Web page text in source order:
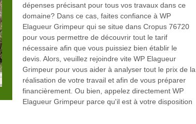
dépenses précisant pour tous vos travaux dans ce
domaine? Dans ce cas, faites confiance à WP
Elagueur Grimpeur qui se situe dans Cropus 76720
pour vous permettre de découvrir tout le tarif
nécessaire afin que vous puissiez bien établir le
devis. Alors, veuillez rejoindre vite WP Elagueur
Grimpeur pour vous aider à analyser tout le prix de la
réalisation de votre travail et afin de vous préparer
financièrement. Ou bien, appelez directement WP
Elagueur Grimpeur parce qu'il est à votre disposition